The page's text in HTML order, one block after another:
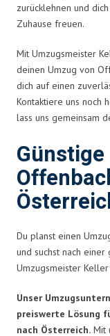
zurücklehnen und
Zuhause freuen.
Mit Umzugsmeister
deinen Umzug von
dich auf einen
Kontaktiere uns noch
lass uns gemeinsam
Du planst einen
und suchst nach einer
Umzugsmeister
Unser
preiswerte Lösung
nach Österreich. Mit